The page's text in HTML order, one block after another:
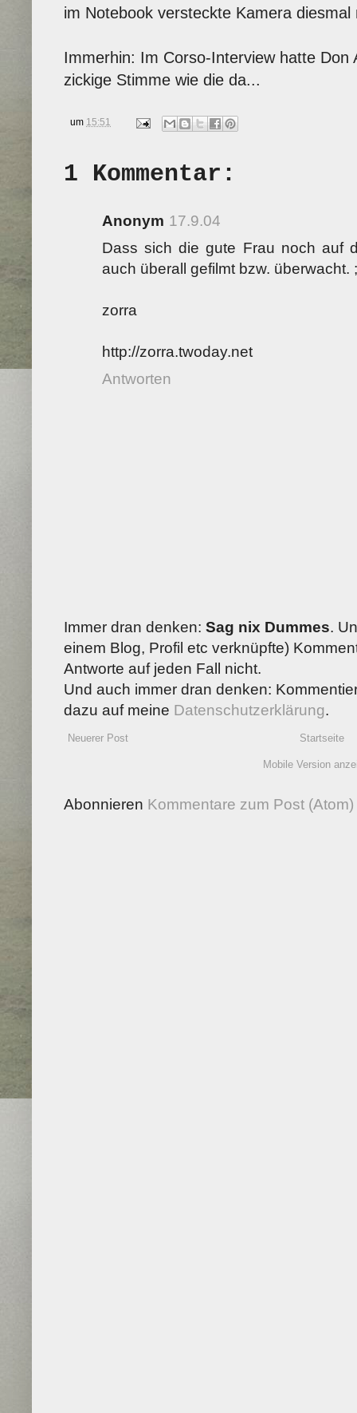
im Notebook versteckte Kamera diesmal
Immerhin: Im Corso-Interview hatte Don
zickige Stimme wie die da...
um 15:51
1 Kommentar:
Anonym 17.9.04
Dass sich die gute Frau noch auf
auch überall gefilmt bzw. überwacht.
zorra
http://zorra.twoday.net
Antworten
Immer dran denken: Sag nix Dummes.
einem Blog, Profil etc verknüpfte)
Antworte auf jeden Fall nicht.
Und auch immer dran denken:
dazu auf meine Datenschutzerklärung.
Neuerer Post Startseite
Mobile Version
Abonnieren Kommentare zum Post (Atom)